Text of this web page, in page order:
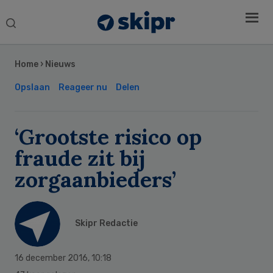
Search
Home › Nieuws
Opslaan Reageer nu Delen
‘Grootste risico op
fraude zit bij
zorgaanbieders’
Skipr Redactie
16 december 2016, 10:18
Sidebar